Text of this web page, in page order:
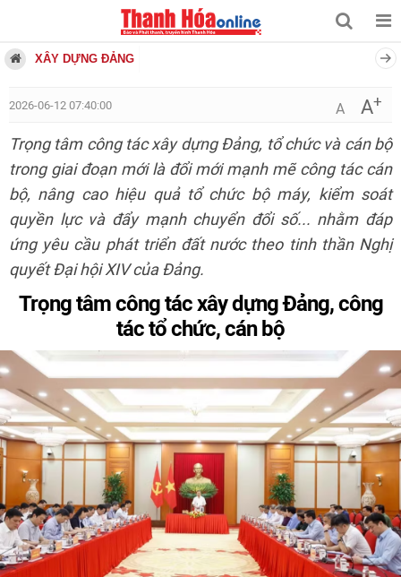
XÂY DỰNG ĐẢNG
2026-06-12 07:40:00 A A+
Trọng tâm công tác xây dựng Đảng, tổ chức và cán bộ
trong giai đoạn mới là đổi mới mạnh mẽ công tác cán
bộ, nâng cao hiệu quả tổ chức bộ máy, kiểm soát
quyền lực và đẩy mạnh chuyển đổi số... nhằm đáp
ứng yêu cầu phát triển đất nước theo tinh thần Nghị
quyết Đại hội XIV của Đảng.
Trọng tâm công tác xây dựng Đảng, công
tác tổ chức, cán bộ